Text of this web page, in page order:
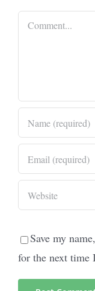
Comment
Save my
for the next time